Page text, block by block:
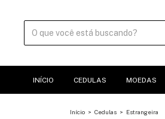
INÍCIO CEDULAS MOEDAS
Início > Cedulas > Estrangeira